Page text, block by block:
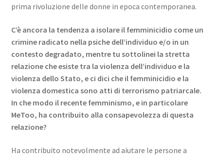
prima rivoluzione delle donne in epoca contemporanea.
C’è ancora la tendenza a isolare il femminicidio come un
crimine radicato nella psiche dell’individuo e/o in un
contesto degradato, mentre tu sottolinei la stretta
relazione che esiste tra la violenza dell’individuo e la
violenza dello Stato, e ci dici che il femminicidio e la
violenza domestica sono atti di terrorismo patriarcale.
In che modo il recente femminismo, e in particolare
MeToo, ha contribuito alla consapevolezza di questa
relazione?
Ha contribuito notevolmente ad aiutare le persone a